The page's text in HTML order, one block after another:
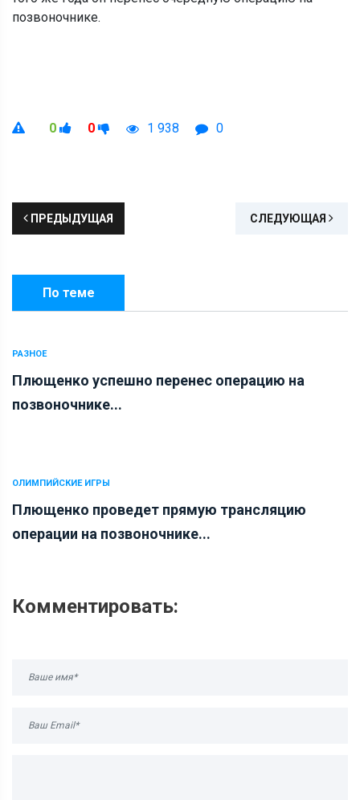
позвоночнике.
0 0 1 938 0
ПРЕДЫДУЩАЯ СЛЕДУЮЩАЯ
По теме
РАЗНОЕ
Плющенко успешно перенес операцию на
позвоночнике...
ОЛИМПИЙСКИЕ ИГРЫ
Плющенко проведет прямую трансляцию
операции на позвоночнике...
Комментировать: